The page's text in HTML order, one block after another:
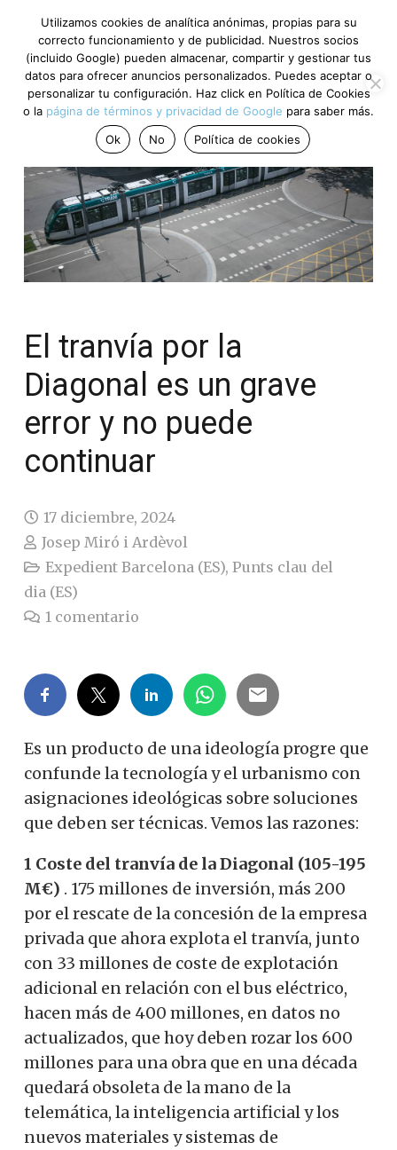
El tranvía por la
Diagonal es un grave
error y no puede
continuar
17 diciembre, 2024
Josep Miró i Ardèvol
Expedient Barcelona (ES),Punts clau del
dia (ES)
1 comentario
Es un producto de una ideología progre que
confunde la tecnología y el urbanismo con
asignaciones ideológicas sobre soluciones
que deben ser técnicas. Vemos las razones:
1 Coste del tranvía de la Diagonal (105-195
M€) . 175 millones de inversión, más 200
por el rescate de la concesión de la empresa
privada que ahora explota el tranvía, junto
con 33 millones de coste de explotación
adicional en relación con el bus eléctrico,
hacen más de 400 millones, en datos no
actualizados, que hoy deben rozar los 600
millones para una obra que en una década
quedará obsoleta de la mano de la
telemática, la inteligencia artificial y los
nuevos materiales y sistemas de
Utilizamos cookies de analítica anónimas, propias para su
correcto funcionamiento y de publicidad. Nuestros socios
(incluido Google) pueden almacenar, compartir y gestionar tus
datos para ofrecer anuncios personalizados. Puedes aceptar o
personalizar tu configuración. Haz click en Política de Cookies
o la página de términos y privacidad de Google para saber más.
Ok
No Política de cookies